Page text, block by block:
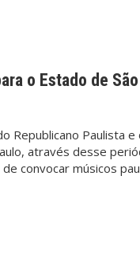
o Estado de
Republicano Paulista e
através desse
convocar músicos